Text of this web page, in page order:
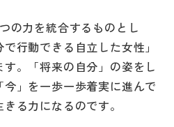
の力を統合するものとし
行動できる自立した女性」
。「将来の自分」の姿をし
」を一歩一歩着実に進んで
る力になるのです。